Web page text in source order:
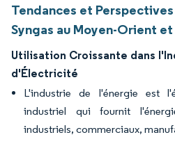
Tendances et
Syngas au Moyen-Orient
Utilisation Croissante dans
d'Électricité
L'industrie de l'énergie est
industriel qui fournit
industriels, commerciaux,